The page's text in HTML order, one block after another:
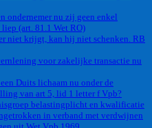
ondernemer nu zij geen enkel
(art. 81.1 Wet RO)
niet krijgt, kan hij niet schenken. RB
voor zakelijke transactie nu
Duits lichaam nu onder de
van art 5, lid 1 letter f Vpb?
belastingplicht en kwalificatie
in verband met verdwijnen